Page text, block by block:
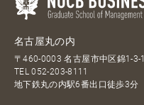
名古屋丸の内
〒460-0003 名古屋市中区錦1-3-1
TEL052-203-8111
地下鉄丸の内駅6番出口徒歩3分